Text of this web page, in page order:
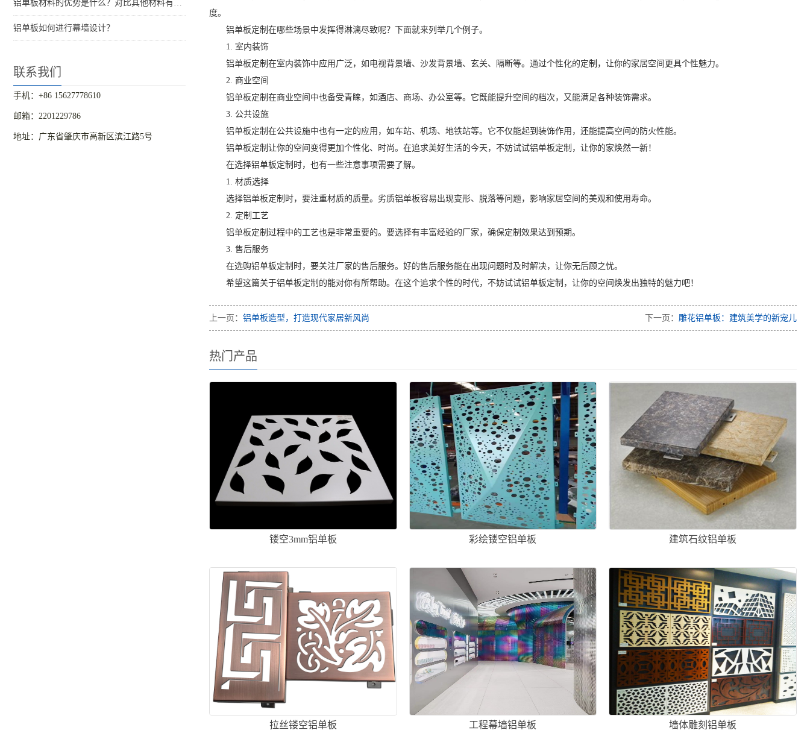
铝单板材料的优势是什么？对比其他材料有什么优点？
铝单板如何进行幕墙设计？
联系我们
手机：+86 15627778610
邮箱：2201229786
地址：广东省肇庆市高新区滨江路5号
度。
铝单板定制在哪些场景中发挥得淋漓尽致呢？下面就来列举几个例子。
1. 室内装饰
铝单板定制在室内装饰中应用广泛，如电视背景墙、沙发背景墙、玄关、隔断等。通过个性化的定制，让你的家居空间更具个性魅力。
2. 商业空间
铝单板定制在商业空间中也备受青睐，如酒店、商场、办公室等。它既能提升空间的档次，又能满足各种装饰需求。
3. 公共设施
铝单板定制在公共设施中也有一定的应用，如车站、机场、地铁站等。它不仅能起到装饰作用，还能提高空间的防火性能。
铝单板定制让你的空间变得更加个性化、时尚。在追求美好生活的今天，不妨试试铝单板定制，让你的家焕然一新！
在选择铝单板定制时，也有一些注意事项需要了解。
1. 材质选择
选择铝单板定制时，要注重材质的质量。劣质铝单板容易出现变形、脱落等问题，影响家居空间的美观和使用寿命。
2. 定制工艺
铝单板定制过程中的工艺也是非常重要的。要选择有丰富经验的厂家，确保定制效果达到预期。
3. 售后服务
在选购铝单板定制时，要关注厂家的售后服务。好的售后服务能在出现问题时及时解决，让你无后顾之忧。
希望这篇关于铝单板定制的能对你有所帮助。在这个追求个性的时代，不妨试试铝单板定制，让你的空间焕发出独特的魅力吧！
上一页： 铝单板造型，打造现代家居新风尚 下一页： 雕花铝单板：建筑美学的新宠儿
热门产品
镂空3mm铝单板 彩绘镂空铝单板 建筑石纹铝单板
拉丝镂空铝单板 工程幕墙铝单板 墙体雕刻铝单板